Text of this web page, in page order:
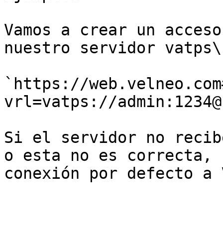
Vamos a crear un
nuestro servidor
`https://
vrl=vatps://
Si el servidor no
o esta no es correcta,